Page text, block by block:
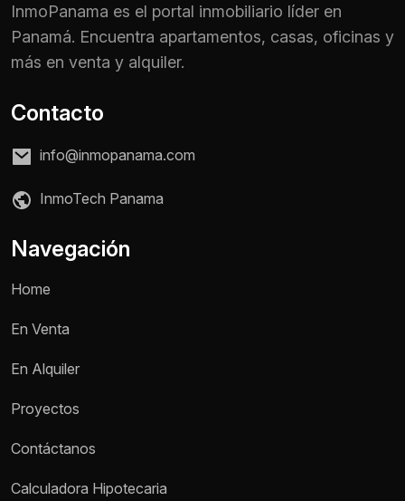
InmoPanama es el portal inmobiliario líder en
Panamá. Encuentra apartamentos, casas, oficinas y
más en venta y alquiler.
Contacto
info@inmopanama.com
InmoTech Panama
Navegación
Home
En Venta
En Alquiler
Proyectos
Contáctanos
Calculadora Hipotecaria